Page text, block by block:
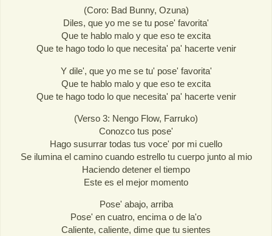
(Coro: Bad Bunny, Ozuna)
Diles, que yo me se tu pose' favorita'
Que te hablo malo y que eso te excita
Que te hago todo lo que necesita' pa' hacerte venir
Y dile', que yo me se tu' pose' favorita'
Que te hablo malo y que eso te excita
Que te hago todo lo que necesita' pa' hacerte venir
(Verso 3: Nengo Flow, Farruko)
Conozco tus pose'
Hago susurrar todas tus voce' por mi cuello
Se ilumina el camino cuando estrello tu cuerpo junto al mio
Haciendo detener el tiempo
Este es el mejor momento
Pose' abajo, arriba
Pose' en cuatro, encima o de la'o
Caliente, caliente, dime que tu sientes